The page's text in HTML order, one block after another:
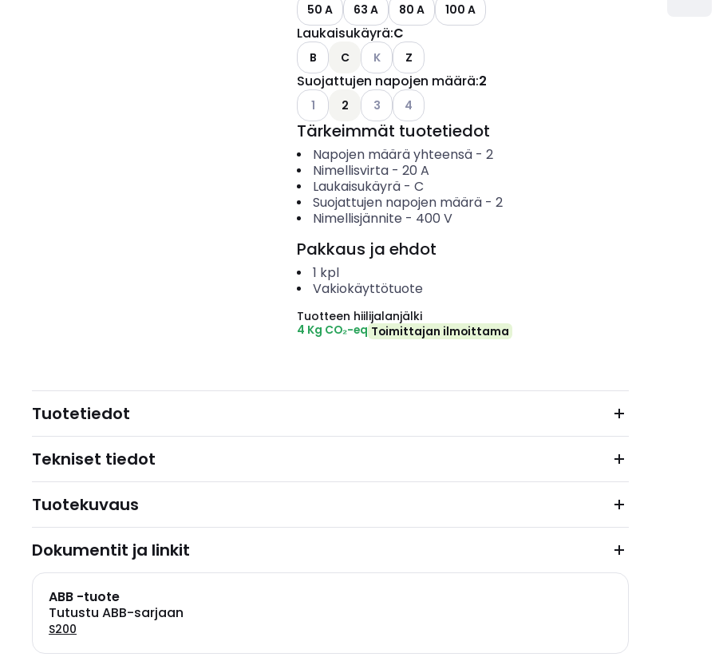
50 A
63 A 80 A 100 A
Laukaisukäyrä:C
B C Katso käytettävissä olevat vaihtoehdot
K Z
Suojattujen napojen määrä:2
Katso käytettävissä olevat vaihtoehdot
1 2 Katso käytettävissä olevat vaihtoehdot
3 Katso käytettävissä olevat vaihtoehdot
4
Tärkeimmät tuotetiedot
Napojen määrä yhteensä- 2
Nimellisvirta- 20 A
Laukaisukäyrä- C
Suojattujen napojen määrä- 2
Nimellisjännite - 400 V
Pakkaus ja ehdot
1 kpl
Vakiokäyttötuote
Tuotteen hiilijalanjälki
4 Kg CO₂-eq Toimittajan ilmoittama
Tuotetiedot
Tekniset tiedot
Tuotekuvaus
Dokumentit ja linkit
ABB -tuote
Tutustu ABB-sarjaan
S200